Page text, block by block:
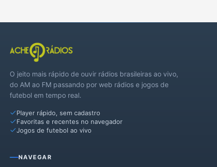
O jeito mais rápido de ouvir rádios brasileiras ao vivo,
do AM ao FM passando por web rádios e jogos de
futebol em tempo real.
Player rápido, sem cadastro
Favoritas e recentes no navegador
Jogos de futebol ao vivo
NAVEGAR